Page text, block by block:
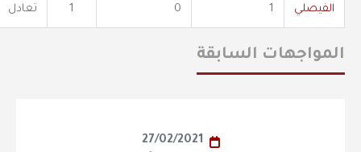
الفيصلي 1
0
1 تعادل
المواجهات السابقة
27/02/2021